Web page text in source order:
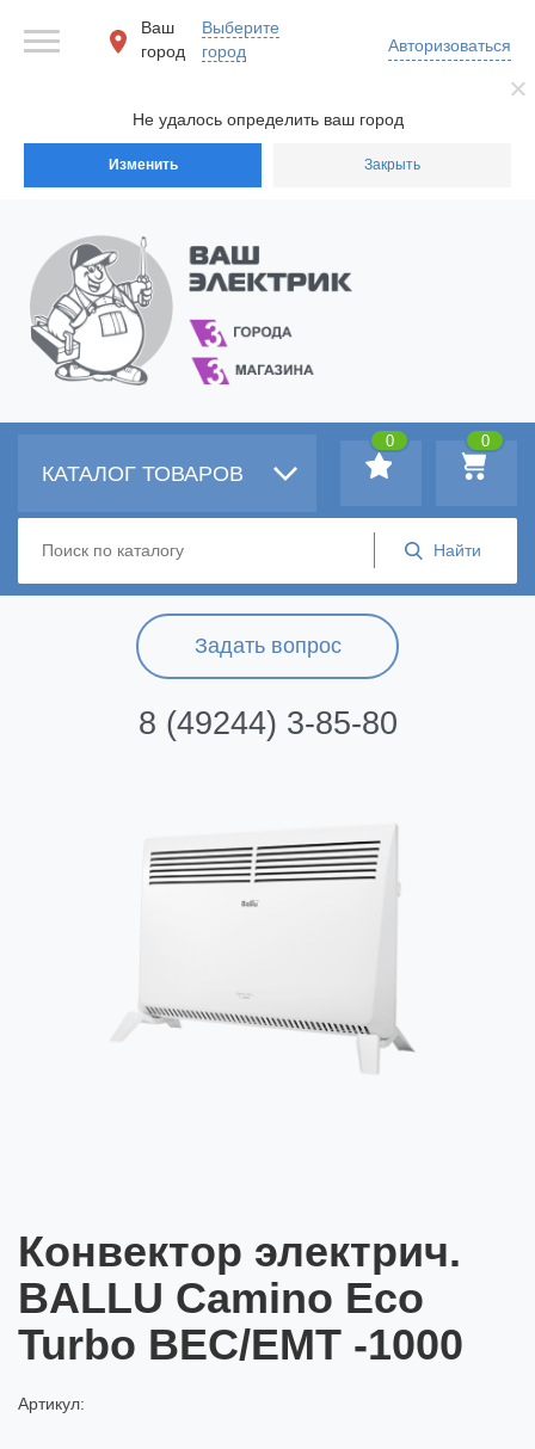
Не удалось определить ваш город
Изменить Закрыть
Ваш
город
Выберите
город
Авторизоваться
Задать вопрос
8 (49244) 3-85-80
КАТАЛОГ ТОВАРОВ
0
0
Конвектор электрич.
BALLU Camino Eco
Turbo BEC/EMT -1000
Артикул: